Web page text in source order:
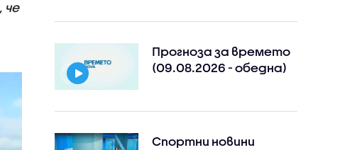
че
Прогноза за времето
(09.08.2026 - обедна)
Спортни новини